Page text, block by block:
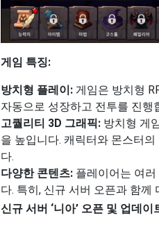
게임 특징:
방치형 플레이: 게임은 방치형
자동으로 성장하고 전투를 진행
고퀄리티 3D 그래픽: 방치형 게
을 높입니다. 캐릭터와 몬스터
다.
다양한 콘텐츠: 플레이어는 여
다. 특히, 신규 서버 오픈과 함
신규 서버 ‘니아’ 오픈 및 업데이